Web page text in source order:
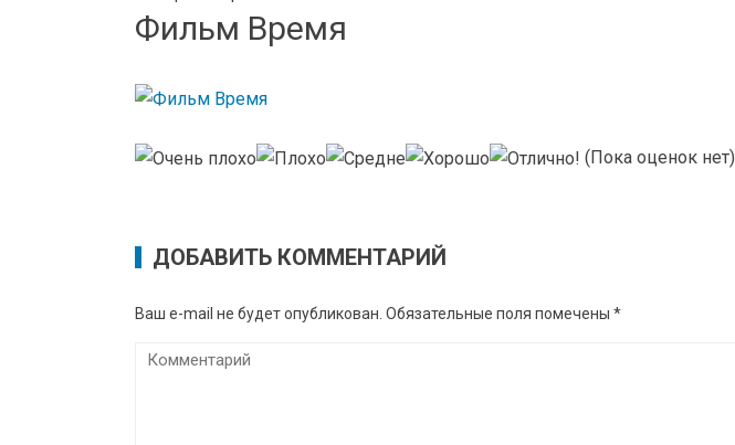
Фильм Время
(Пока оценок нет)
ДОБАВИТЬ КОММЕНТАРИЙ
Ваш e-mail не будет опубликован. Обязательные поля помечены *